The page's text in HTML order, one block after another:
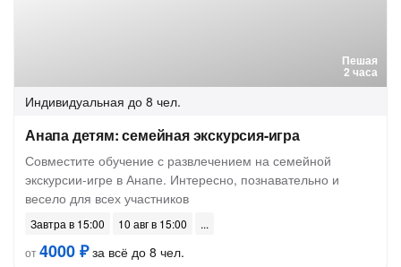
Пешая
2 часа
Индивидуальная до 8 чел.
Анапа детям: семейная экскурсия-игра
Совместите обучение с развлечением на семейной
экскурсии-игре в Анапе. Интересно, познавательно и
весело для всех участников
Завтра в 15:00
10 авг в 15:00
от4000 ₽за всё до 8 чел.